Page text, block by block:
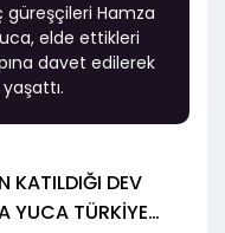
güreşçileri Hamza
elde ettikleri
davet edilerek
KATILDIĞI DEV
YUCA TÜRKİYE